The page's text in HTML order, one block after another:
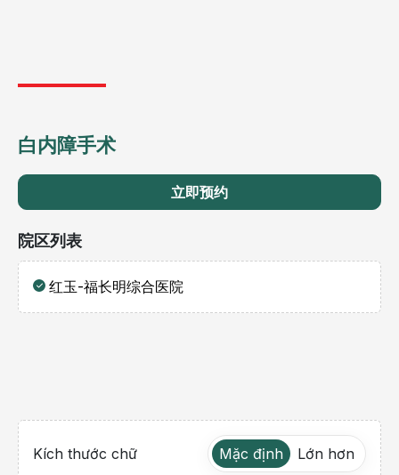
白内障手术
立即预约
院区列表
红玉-福长明综合医院
Kích thước chữ Mặc định Lớn hơn